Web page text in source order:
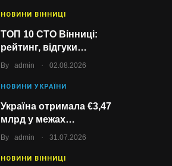
НОВИНИ ВІННИЦІ
ТОП 10 СТО Вінниці:
рейтинг, відгуки…
By admin . 02.08.2026
НОВИНИ УКРАЇНИ
Україна отримала €3,47
млрд у межах…
By admin . 31.07.2026
НОВИНИ ВІННИЦІ